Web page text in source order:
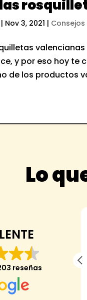
| Nov 3, 2021 |
y por eso hoy te
de los productos
Lo
reseñas
encantado,
el mejor